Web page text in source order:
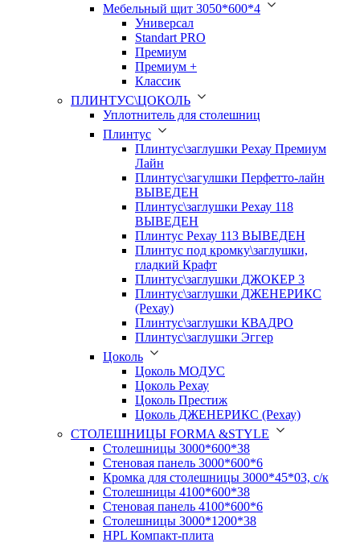
Мебельный щит 3050*600*4
Универсал
Standart PRO
Премиум
Премиум +
Классик
ПЛИНТУС\ЦОКОЛЬ
Уплотнитель для столешниц
Плинтус
Плинтус\заглушки Рехау Премиум
Лайн
Плинтус\загулшки Перфетто-лайн
ВЫВЕДЕН
Плинтус\заглушки Рехау 118
ВЫВЕДЕН
Плинтус Рехау 113 ВЫВЕДЕН
Плинтус под кромку\заглушки,
гладкий Крафт
Плинтус\заглушки ДЖОКЕР 3
Плинтус\заглушки ДЖЕНЕРИКС
(Рехау)
Плинтус\заглушки КВАДРО
Плинтус\заглушки Эггер
Цоколь
Цоколь МОДУС
Цоколь Рехау
Цоколь Престиж
Цоколь ДЖЕНЕРИКС (Рехау)
СТОЛЕШНИЦЫ FORMA &STYLE
Столешницы 3000*600*38
Стеновая панель 3000*600*6
Кромка для столешницы 3000*45*03, с/к
Столешницы 4100*600*38
Стеновая панель 4100*600*6
Столешницы 3000*1200*38
HPL Компакт-плита